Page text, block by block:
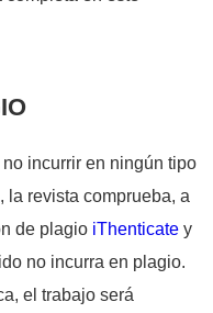
incurrir en ningún tipo
la revista comprueba, a
de plagio iThenticate y
no incurra en plagio.
el trabajo será